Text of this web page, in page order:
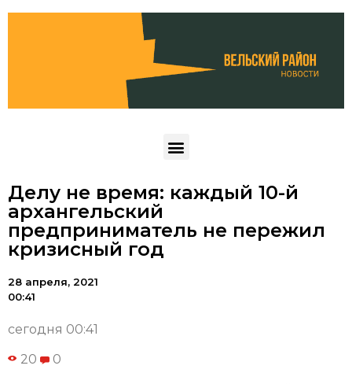
Делу не время: каждый 10-й
архангельский
предприниматель не пережил
кризисный год
28 апреля, 2021
00:41
сегодня 00:41
20 0